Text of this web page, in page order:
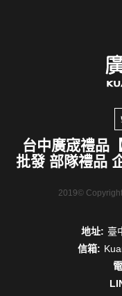
台中廣宬禮品
批發 部隊禮品
2019©
地址: 臺
信箱: